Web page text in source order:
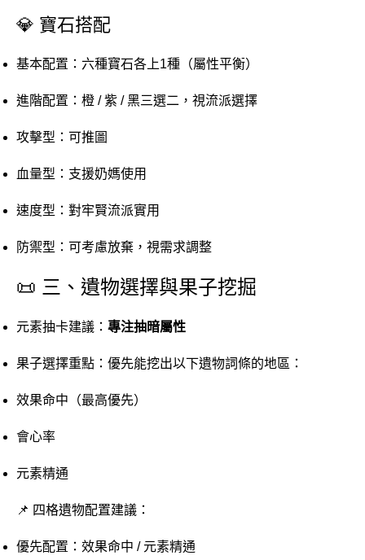
💎 寶石搭配
基本配置：六種寶石各上1種（屬性平衡）
進階配置：橙 / 紫 / 黑三選二，視流派選擇
攻擊型：可推圖
血量型：支援奶媽使用
速度型：對牢賢流派實用
防禦型：可考慮放棄，視需求調整
📜 三、遺物選擇與果子挖掘
元素抽卡建議： 專注抽暗屬性
果子選擇重點：優先能挖出以下遺物詞條的地區：
效果命中（最高優先）
會心率
元素精通
📌 四格遺物配置建議：
優先配置：效果命中 / 元素精通